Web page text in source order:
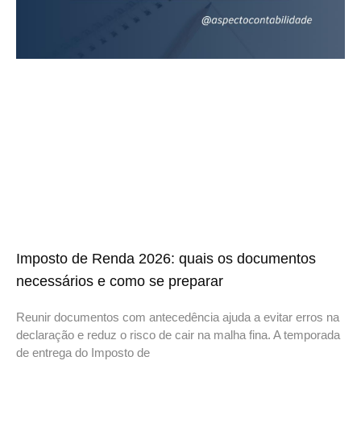
Imposto de Renda 2026: quais os documentos
necessários e como se preparar
Reunir documentos com antecedência ajuda a evitar erros na
declaração e reduz o risco de cair na malha fina. A temporada
de entrega do Imposto de